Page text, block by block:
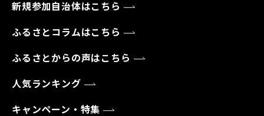
新規参加自治体はこちら
ふるさとコラムはこちら
ふるさとからの声はこちら
人気ランキング
キャンペーン・特集